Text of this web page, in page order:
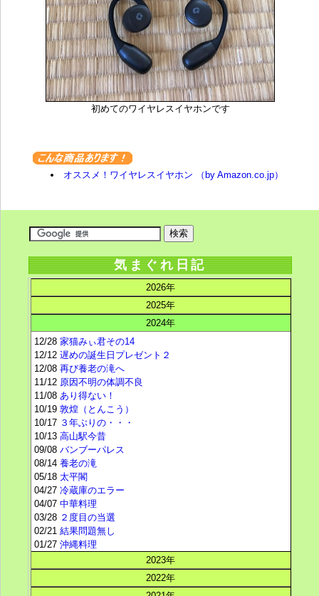
初めてのワイヤレスイヤホンです
オススメ！ワイヤレスイヤホン （by Amazon.co.jp）
気まぐれ日記